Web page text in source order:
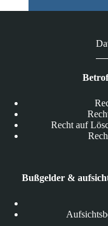
Recht auf
Bußgelder &